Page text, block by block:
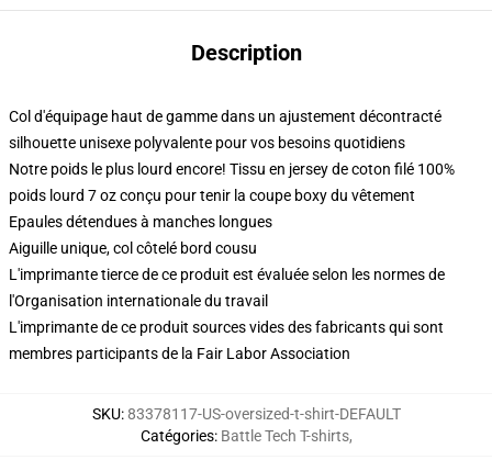
Description
Col d'équipage haut de gamme dans un ajustement décontracté
silhouette unisexe polyvalente pour vos besoins quotidiens
Notre poids le plus lourd encore! Tissu en jersey de coton filé 100%
poids lourd 7 oz conçu pour tenir la coupe boxy du vêtement
Epaules détendues à manches longues
Aiguille unique, col côtelé bord cousu
L'imprimante tierce de ce produit est évaluée selon les normes de
l'Organisation internationale du travail
L'imprimante de ce produit sources vides des fabricants qui sont
membres participants de la Fair Labor Association
SKU:83378117-US-oversized-t-shirt-DEFAULT
Catégories: Battle Tech T-shirts,